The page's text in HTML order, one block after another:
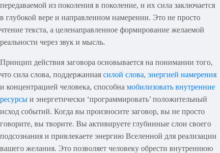
передаваемой из поколения в поколение, и их сила заключается
в глубокой вере и направленном намерении. Это не просто
чтение текста, а целенаправленное формирование желаемой
реальности через звук и мысль.
Принцип действия заговора основывается на понимании того,
что сила слова, поддержанная силой слова, энергией намерения
и концентрацией человека, способна мобилизовать внутренние
ресурсы и энергетически ‘программировать’ положительный
исход событий. Когда вы произносите заговор, вы не просто
говорите, вы творите. Вы активируете глубинные слои своего
подсознания и привлекаете энергию Вселенной для реализации
вашего желания. Это позволяет человеку обрести внутреннюю